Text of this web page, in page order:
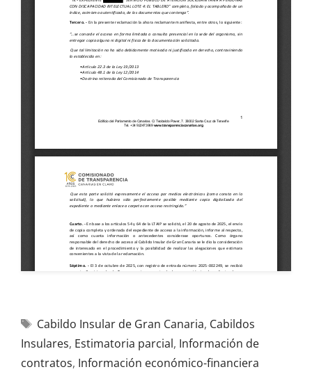
Cabildo Insular de Gran Canaria, Cabildos
Insulares, Estimatoria parcial, Información de
contratos, Información económico-financiera